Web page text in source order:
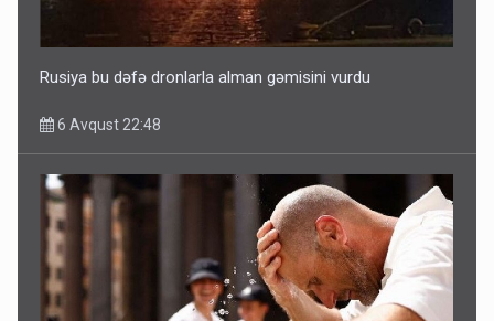
Rusiya bu dəfə dronlarla alman gəmisini vurdu
6 Avqust 22:48